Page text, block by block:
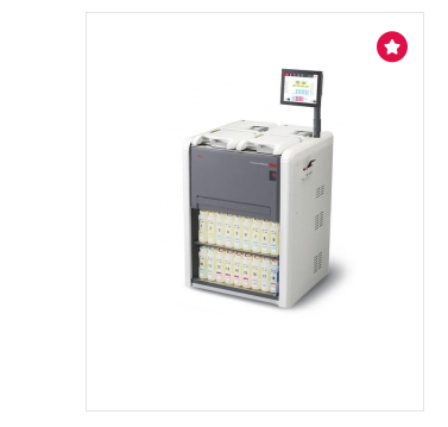
Ver más información